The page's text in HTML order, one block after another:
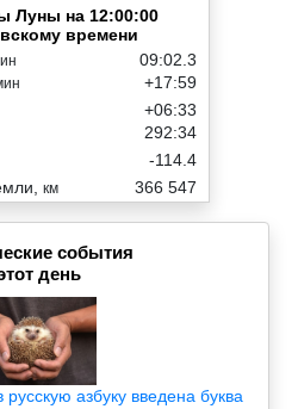
Луны на 12:00:00
времени
09:02.3
+17:59
+06:33
292:34
-114.4
км 366 547
события
день
азбуку введена буква